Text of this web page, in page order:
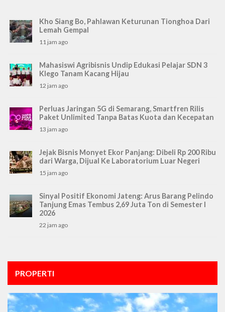
Kho Siang Bo, Pahlawan Keturunan Tionghoa Dari
Lemah Gempal
11 jam ago
Mahasiswi Agribisnis Undip Edukasi Pelajar SDN 3
Klego Tanam Kacang Hijau
12 jam ago
Perluas Jaringan 5G di Semarang, Smartfren Rilis
Paket Unlimited Tanpa Batas Kuota dan Kecepatan
13 jam ago
Jejak Bisnis Monyet Ekor Panjang: Dibeli Rp 200 Ribu
dari Warga, Dijual Ke Laboratorium Luar Negeri
15 jam ago
Sinyal Positif Ekonomi Jateng: Arus Barang Pelindo
Tanjung Emas Tembus 2,69 Juta Ton di Semester I
2026
22 jam ago
PROPERTI